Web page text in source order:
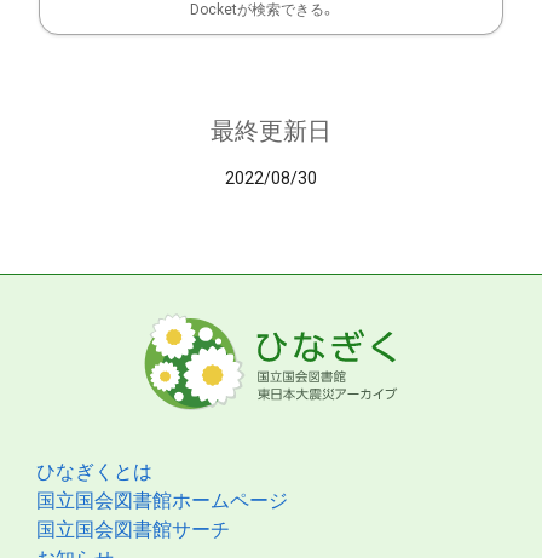
Docketが検索できる。
最終更新日
2022/08/30
ひなぎくとは
国立国会図書館ホームページ
国立国会図書館サーチ